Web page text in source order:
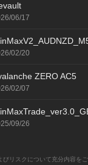
06/17
02/20
ZERO AC5
02/07
09/26
スクについて充分内容を